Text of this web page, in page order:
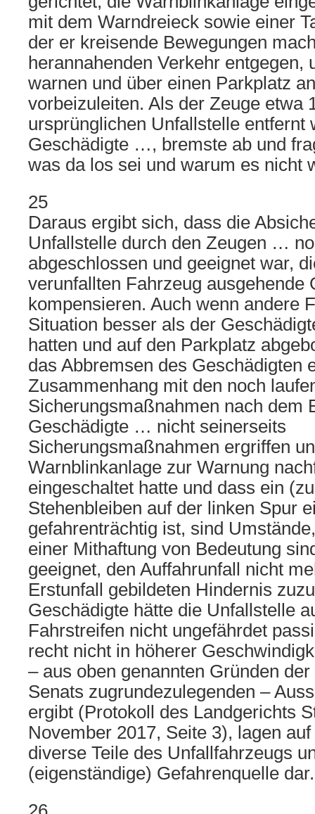
mit dem Warndreieck sowie einer
der er kreisende Bewegungen
herannahenden Verkehr entgegen,
warnen und über einen Parkplatz
vorbeizuleiten. Als der Zeuge etwa
ursprünglichen Unfallstelle entfernt
Geschädigte …, bremste ab und
was da los sei und warum es nicht
25
Daraus ergibt sich, dass die
Unfallstelle durch den Zeugen …
abgeschlossen und geeignet war,
verunfallten Fahrzeug ausgehende
kompensieren. Auch wenn andere
Situation besser als der
hatten und auf den Parkplatz
das Abbremsen des Geschädigten
Zusammenhang mit den noch
Sicherungsmaßnahmen nach dem
Geschädigte … nicht seinerseits
Sicherungsmaßnahmen ergriffen
Warnblinkanlage zur Warnung
eingeschaltet hatte und dass ein
Stehenbleiben auf der linken Spur
gefahrenträchtig ist, sind
einer Mithaftung von Bedeutung
geeignet, den Auffahrunfall nicht
Erstunfall gebildeten Hindernis
Geschädigte hätte die Unfallstelle
Fahrstreifen nicht ungefährdet
recht nicht in höherer
– aus oben genannten Gründen
Senats zugrundezulegenden –
ergibt (Protokoll des Landgerichts
November 2017, Seite 3), lagen
diverse Teile des Unfallfahrzeugs
(eigenständige) Gefahrenquelle dar.